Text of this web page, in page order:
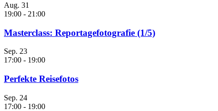
Aug. 31
19:00 - 21:00
Masterclass: Reportagefotografie (1/5)
Sep. 23
17:00 - 19:00
Perfekte Reisefotos
Sep. 24
17:00 - 19:00